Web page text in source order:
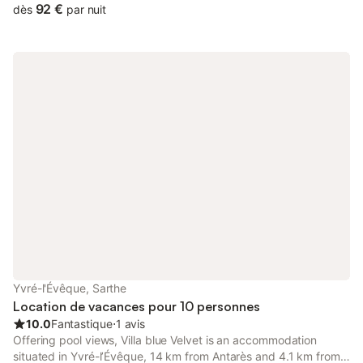
there is also a children’s playground.
dès 92 € par nuit
Yvré-l'Évêque, Sarthe
Location de vacances pour 10 personnes
10.0Fantastique⋅1 avis
Offering pool views, Villa blue Velvet is an accommodation
situated in Yvré-lʼÉvêque, 14 km from Antarès and 4.1 km from